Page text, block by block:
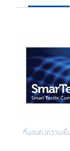
ที่นอนคงความเ